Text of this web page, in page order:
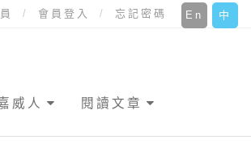
中
En
會員登入 忘記密碼
威人 閱讀文章